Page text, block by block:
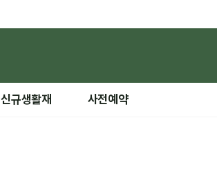
신규생활재 사전예약